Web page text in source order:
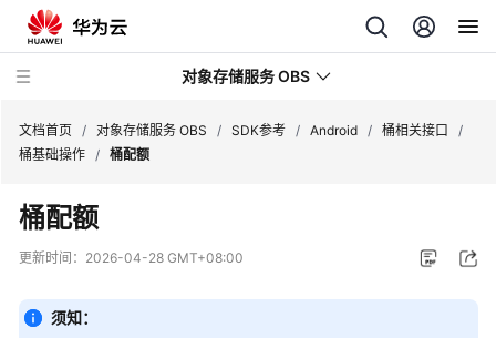
对象存储服务 OBS
最
新
动
服
文档首页 / 对象存储服务 OBS / SDK参考 / Android / 桶相关接口
/
桶基础操作 / 桶配额
桶配额
更新时间： 2026-04-28 GMT+08:00
须知：